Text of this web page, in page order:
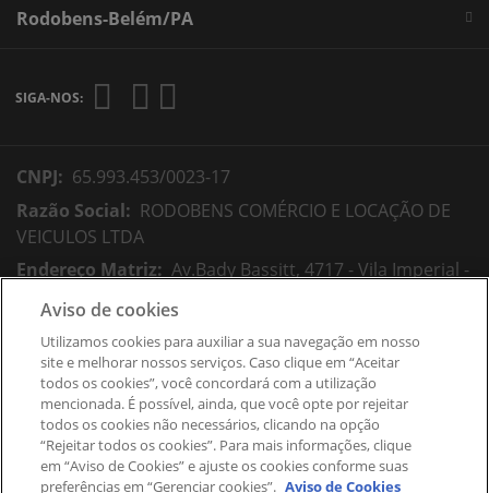
Rodobens-Belém/PA
SIGA-NOS:
CNPJ: 65.993.453/0023-17
Razão Social: RODOBENS COMÉRCIO E LOCAÇÃO DE
VEICULOS LTDA
Endereço Matriz: Av.Bady Bassitt, 4717 - Vila Imperial -
Desacelere. Seu bem maior é a vida.
© Copyright 2026
Aviso de cookies
Utilizamos cookies para auxiliar a sua navegação em nosso
site e melhorar nossos serviços. Caso clique em “Aceitar
todos os cookies”, você concordará com a utilização
mencionada. É possível, ainda, que você opte por rejeitar
todos os cookies não necessários, clicando na opção
“Rejeitar todos os cookies”. Para mais informações, clique
em “Aviso de Cookies” e ajuste os cookies conforme suas
preferências em “Gerenciar cookies”. Aviso de Cookies